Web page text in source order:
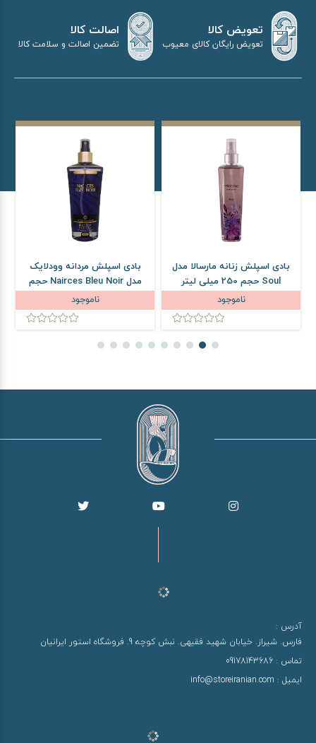
تعویض کالا
تعویض رایگان کالای معیوب
اصالت کالا
تضمین اصالت و سلامت کالا
بادی اسپلش زنانه مارسالا مدل
Soul حجم 250 میلی لیتر
ناموجود
بادی اسپلش مردانه وودلایک
مدل Nairces Bleu Noir حجم
250 میلی لیترناموجود
آدرس :
فارس. شیراز. خیابان شهید فقیهی. نبش کوچه 9. فروشگاه استور ایرانیان
تماس : 09178143686
ایمیل : info@storeiranian.com